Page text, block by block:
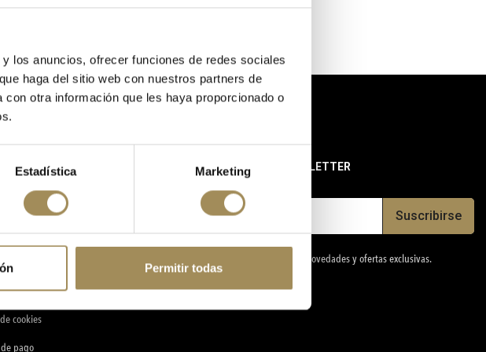
los anuncios, ofrecer funciones de redes sociales
haga del sitio web con nuestros partners de
otra información que les haya proporcionado o
Estadística Marketing
Permitir todas
tallas
y condiciones de uso
cookies
pago
SUSCRÍBETE A NUESTRA NEWSLETTER
Suscribirse
Conoce antes que nadie todas nuestras novedades y ofertas exclusivas.